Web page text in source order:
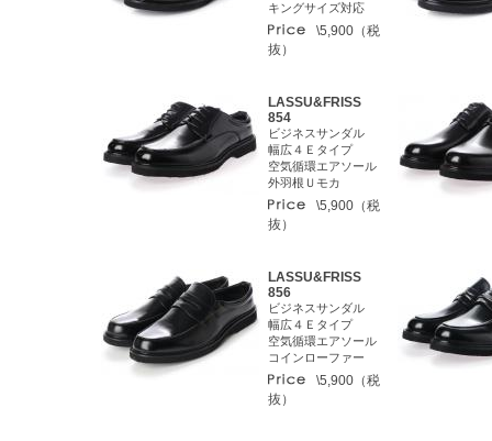
キングサイズ対応
\5,900（税
抜）
LASSU&FRISS
854
ビジネスサンダル
幅広４Ｅタイプ
空気循環エアソール
外羽根Ｕモカ
\5,900（税
抜）
LASSU&FRISS
856
ビジネスサンダル
幅広４Ｅタイプ
空気循環エアソール
コインローファー
\5,900（税
抜）